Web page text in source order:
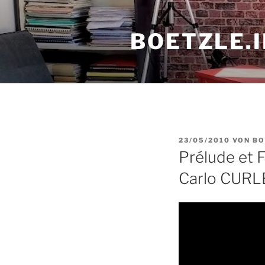
Zum
Inhalt
springen
VERÖFFENTLICHT
AM
23/05/2010 VON
Prélude et
Carlo